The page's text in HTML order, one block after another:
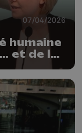
07/04/2026
humaine
et de la